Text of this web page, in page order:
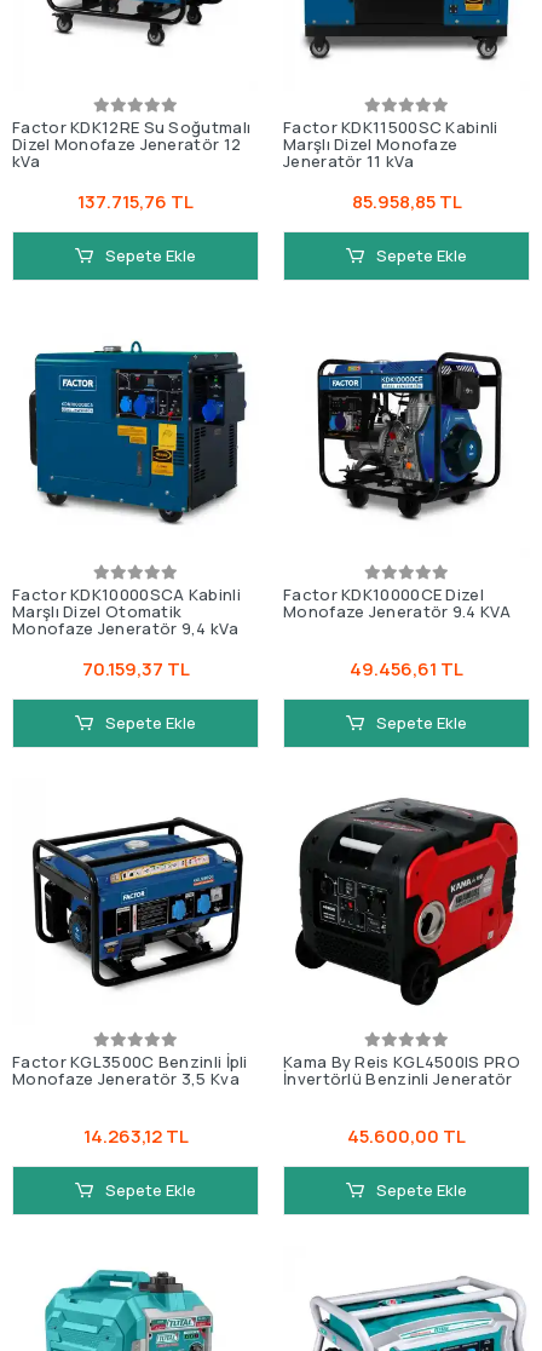
Factor KDK12RE Su Soğutmalı
Dizel Monofaze Jeneratör 12
kVa
137.715,76 TL
Sepete Ekle
Factor KDK11500SC Kabinli
Marşlı Dizel Monofaze
Jeneratör 11 kVa
85.958,85 TL
Sepete Ekle
Factor KDK10000SCA Kabinli
Marşlı Dizel Otomatik
Monofaze Jeneratör 9,4 kVa
70.159,37 TL
Sepete Ekle
Factor KDK10000CE Dizel
Monofaze Jeneratör 9.4 KVA
49.456,61 TL
Sepete Ekle
Factor KGL3500C Benzinli İpli
Monofaze Jeneratör 3,5 Kva
14.263,12 TL
Sepete Ekle
Kama By Reis KGL4500IS PRO
İnvertörlü Benzinli Jeneratör
45.600,00 TL
Sepete Ekle